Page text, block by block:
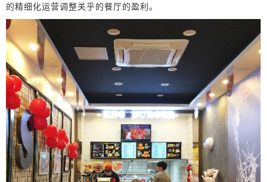
的精细化运营调整关乎的餐厅的盈利。